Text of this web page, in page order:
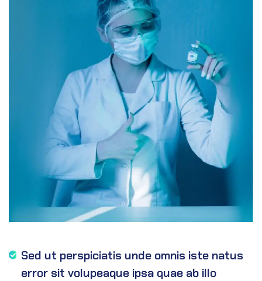
Sed ut perspiciatis unde omnis iste natus
error sit volupeaque ipsa quae ab illo